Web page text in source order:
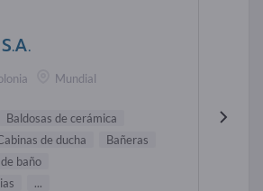
Mundial
Baldosas de cerámica
de ducha
Bañeras
baño
...